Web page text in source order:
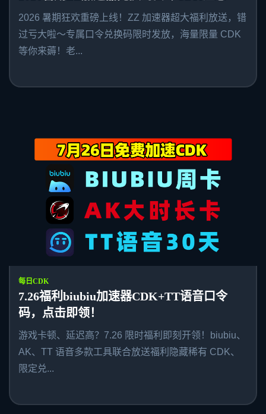
2026 暑期狂欢重磅上线！ZZ 加速器超大福利放送，错
过亏大啦～专属口令兑换码限时发放，海量限量 CDK
等你来薅！老...
每日CDK
7.26福利biubiu加速器CDK+TT语音口令
码，点击即领！
游戏卡顿、延迟高？7.26 限时福利即刻开领！biubiu、
AK、TT 语音多款工具联合放送福利隐藏稀有 CDK、
限定兑...